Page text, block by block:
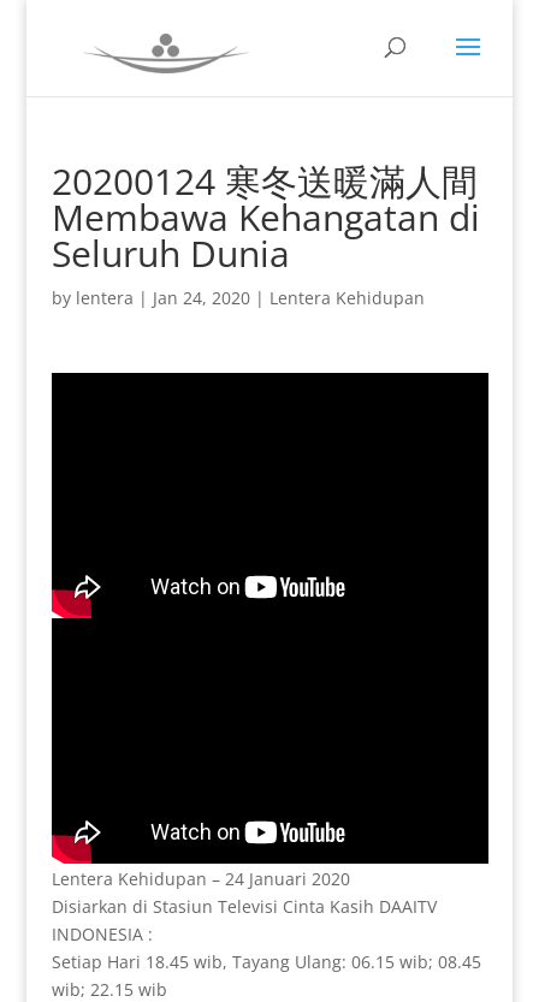
20200124 寒冬送暖滿人間
Membawa Kehangatan di
Seluruh Dunia
by lentera | Jan 24, 2020| Lentera Kehidupan
Lentera Kehidupan – 24 Januari 2020
Disiarkan di Stasiun Televisi Cinta Kasih DAAITV
INDONESIA :
Setiap Hari 18.45 wib, Tayang Ulang: 06.15 wib; 08.45
wib; 22.15 wib